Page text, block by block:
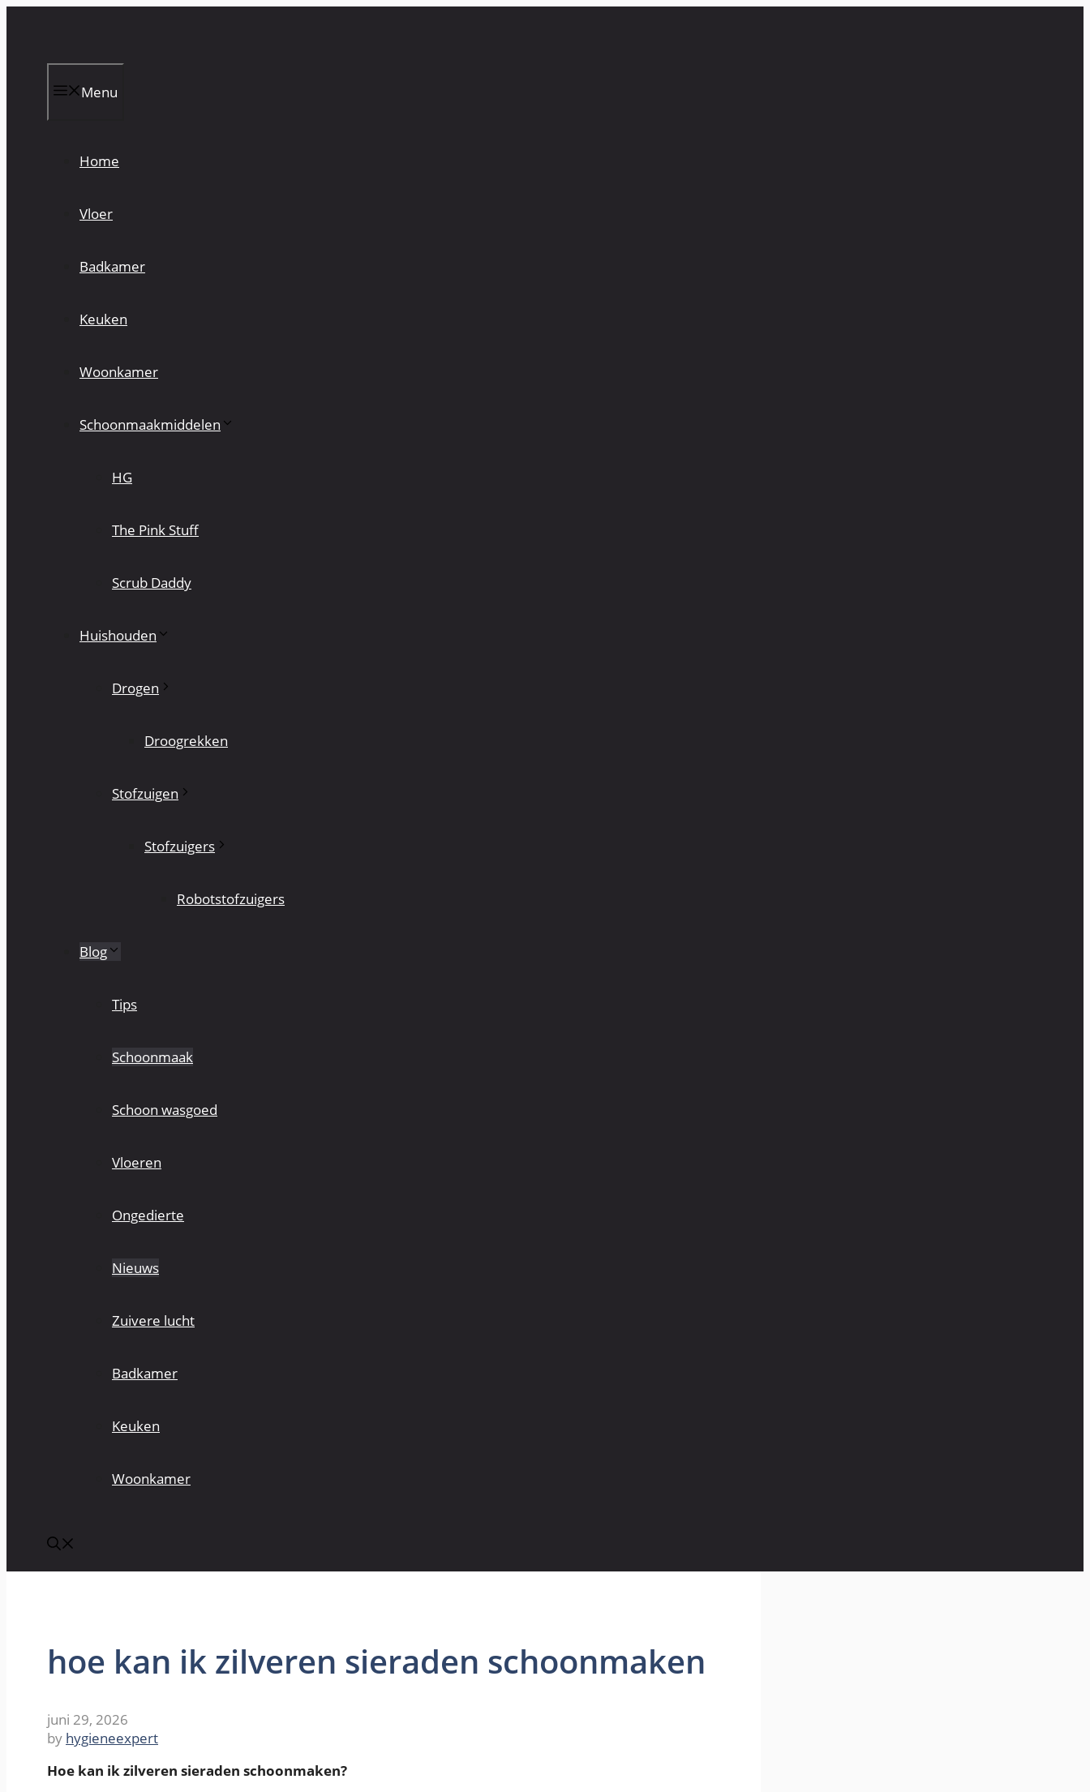
Menu
Home
Vloer
Badkamer
Keuken
Woonkamer
Schoonmaakmiddelen
HG
The Pink Stuff
Scrub Daddy
Huishouden
Drogen
Droogrekken
Stofzuigen
Stofzuigers
Robotstofzuigers
Blog
Tips
Schoonmaak
Schoon wasgoed
Vloeren
Ongedierte
Nieuws
Zuivere lucht
Badkamer
Keuken
Woonkamer
hoe kan ik zilveren sieraden schoonmaken
juni 29, 2026
by hygieneexpert
Hoe kan ik zilveren sieraden schoonmaken?